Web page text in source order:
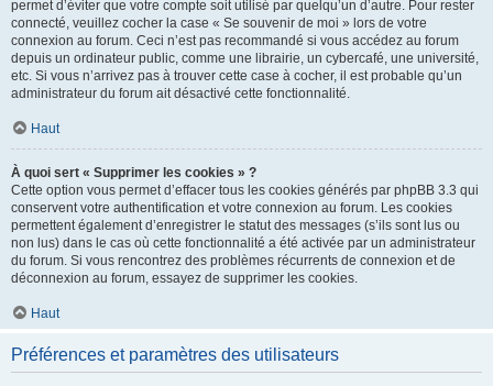
permet d’éviter que votre compte soit utilisé par quelqu’un d’autre. Pour rester
connecté, veuillez cocher la case « Se souvenir de moi » lors de votre
connexion au forum. Ceci n’est pas recommandé si vous accédez au forum
depuis un ordinateur public, comme une librairie, un cybercafé, une université,
etc. Si vous n’arrivez pas à trouver cette case à cocher, il est probable qu’un
administrateur du forum ait désactivé cette fonctionnalité.
Haut
À quoi sert « Supprimer les cookies » ?
Cette option vous permet d’effacer tous les cookies générés par phpBB 3.3 qui
conservent votre authentification et votre connexion au forum. Les cookies
permettent également d’enregistrer le statut des messages (s’ils sont lus ou
non lus) dans le cas où cette fonctionnalité a été activée par un administrateur
du forum. Si vous rencontrez des problèmes récurrents de connexion et de
déconnexion au forum, essayez de supprimer les cookies.
Haut
Préférences et paramètres des utilisateurs